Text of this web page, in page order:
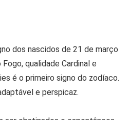
dos nascidos de 21 de março
qualidade Cardinal e
é o primeiro signo do zodíaco.
e perspicaz.